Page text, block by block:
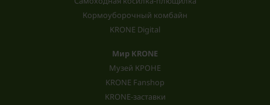
Кормоуборочный комбайн
KRONE Digital
Мир KRONE
Музей КРОНЕ
KRONE Fanshop
KRONE-заставки